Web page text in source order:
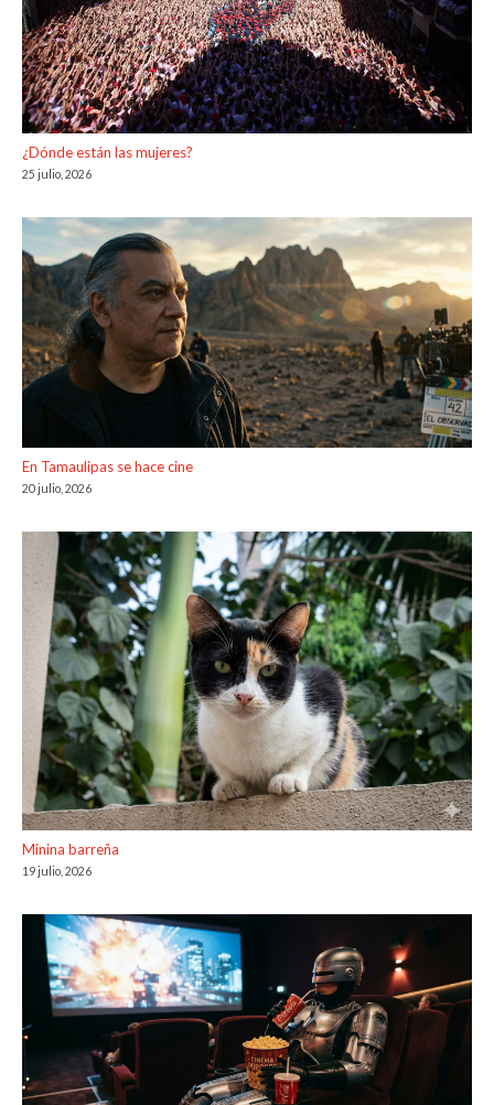
¿Dónde están las mujeres?
25 julio, 2026
En Tamaulipas se hace cine
20 julio, 2026
Minina barreña
19 julio, 2026